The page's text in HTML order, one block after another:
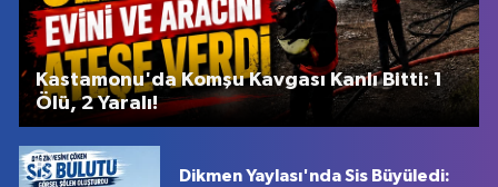
Kastamonu'da Komşu Kavgası Kanlı Bitti: 1
Ölü, 2 Yaralı!
Dikmen Yaylası'nda Sis Büyüledi: